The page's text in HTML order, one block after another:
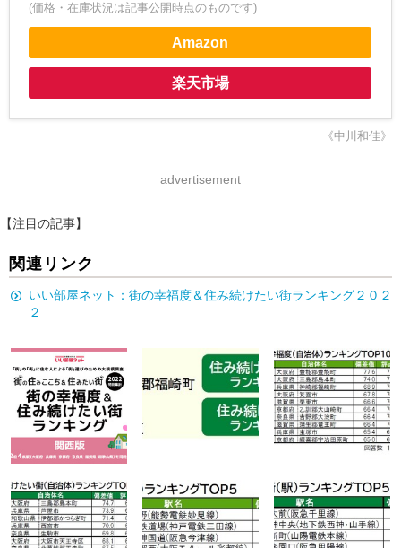
(価格・在庫状況は記事公開時点のものです)
Amazon
楽天市場
《中川和佳》
advertisement
【注目の記事】
関連リンク
いい部屋ネット：街の幸福度＆住み続けたい街ランキング２０２
２